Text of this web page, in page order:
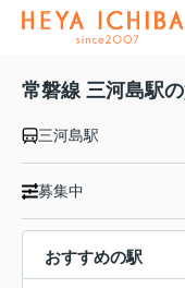
常磐線 三河島駅
三河島駅
募集中
おすすめの駅